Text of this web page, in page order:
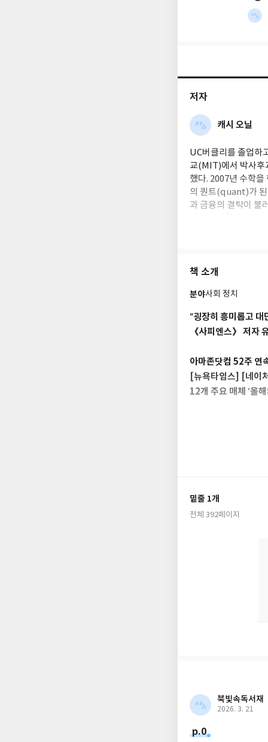
저자
캐시 오닐
UC버클리를 졸업하
교(MIT)에서 박사후
했다. 2007년 수학
의 퀀트(quant)가 된
과 금융의 결탁이 불
데 힘쓰고 있다.
책 소개
분야사회 정치
“굉장히 흥미롭고 대
《사피엔스》 저자
아마존닷컴 52주 연
[뉴욕타임스] [네이
12개 주요 매체 ‘올
지 날카롭게 파헤친
대량살상수학무기
밑줄 1개
전체 392페이지
북빛속독서재
2026. 3. 21
p.0